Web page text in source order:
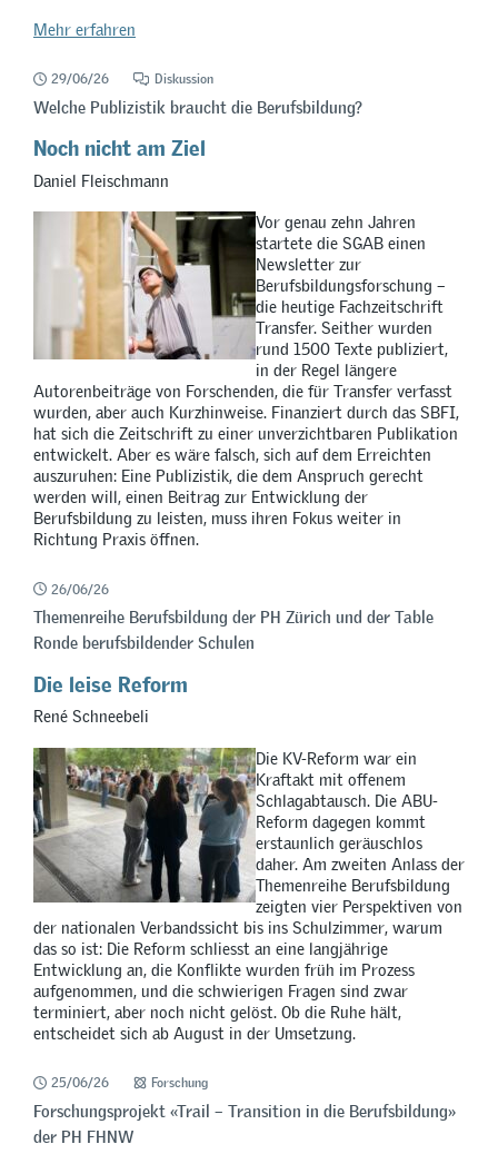
Mehr erfahren
29/06/26 Diskussion
Welche Publizistik braucht die Berufsbildung?
Noch nicht am Ziel
Daniel Fleischmann
Vor genau zehn Jahren
startete die SGAB einen
Newsletter zur
Berufsbildungsforschung –
die heutige Fachzeitschrift
Transfer. Seither wurden
rund 1500 Texte publiziert,
in der Regel längere
Autorenbeiträge von Forschenden, die für Transfer verfasst
wurden, aber auch Kurzhinweise. Finanziert durch das SBFI,
hat sich die Zeitschrift zu einer unverzichtbaren Publikation
entwickelt. Aber es wäre falsch, sich auf dem Erreichten
auszuruhen: Eine Publizistik, die dem Anspruch gerecht
werden will, einen Beitrag zur Entwicklung der
Berufsbildung zu leisten, muss ihren Fokus weiter in
Richtung Praxis öffnen.
26/06/26
Themenreihe Berufsbildung der PH Zürich und der Table
Ronde berufsbildender Schulen
Die leise Reform
René Schneebeli
Die KV-Reform war ein
Kraftakt mit offenem
Schlagabtausch. Die ABU-
Reform dagegen kommt
erstaunlich geräuschlos
daher. Am zweiten Anlass der
Themenreihe Berufsbildung
zeigten vier Perspektiven von
der nationalen Verbandssicht bis ins Schulzimmer, warum
das so ist: Die Reform schliesst an eine langjährige
Entwicklung an, die Konflikte wurden früh im Prozess
aufgenommen, und die schwierigen Fragen sind zwar
terminiert, aber noch nicht gelöst. Ob die Ruhe hält,
entscheidet sich ab August in der Umsetzung.
25/06/26 Forschung
Forschungsprojekt «Trail – Transition in die Berufsbildung»
der PH FHNW